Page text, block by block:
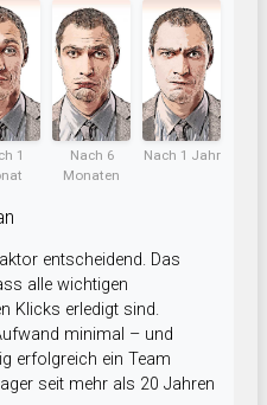
1
Nach 6
Monaten
Nach 1 Jahr
entscheidend. Das
alle wichtigen
Klicks erledigt sind.
minimal – und
erfolgreich ein Team
seit mehr als 20 Jahren